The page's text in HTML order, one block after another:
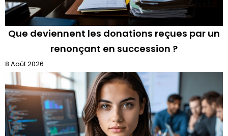
Que deviennent les donations reçues par un
renonçant en succession ?
8 Août 2026